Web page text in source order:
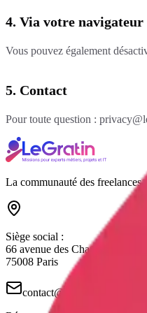
4. Via votre navigateur
Vous pouvez également
5. Contact
Pour toute question : privacy@
La communauté des freelances
Siège social :
66 avenue des Champs-Élysées
75008 Paris
contact@